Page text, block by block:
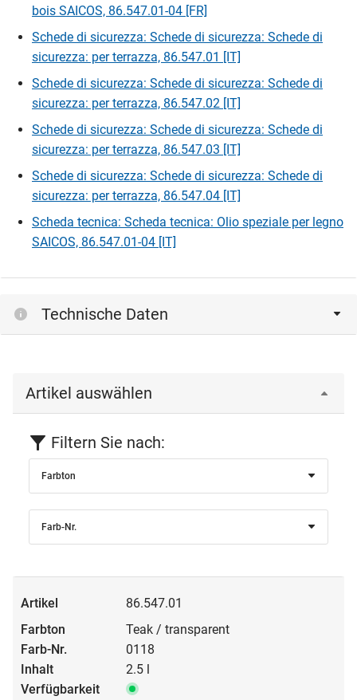
bois SAICOS, 86.547.01-04 [FR]
Schede di sicurezza: Schede di sicurezza: Schede di
sicurezza: per terrazza, 86.547.01 [IT]
Schede di sicurezza: Schede di sicurezza: Schede di
sicurezza: per terrazza, 86.547.02 [IT]
Schede di sicurezza: Schede di sicurezza: Schede di
sicurezza: per terrazza, 86.547.03 [IT]
Schede di sicurezza: Schede di sicurezza: Schede di
sicurezza: per terrazza, 86.547.04 [IT]
Scheda tecnica: Scheda tecnica: Olio speziale per legno
SAICOS, 86.547.01-04 [IT]
Technische Daten
Artikel auswählen
Filtern Sie nach:
Farbton
Farb-Nr.
86.547.01
Teak / transparent
0118
2.5 l